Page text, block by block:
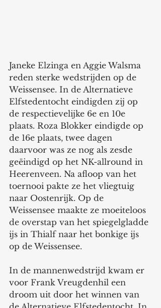
Janeke Elzinga en Aggie Walsma
reden sterke wedstrijden op de
Weissensee. In de Alternatieve
Elfstedentocht eindigden zij op
de respectievelijke 6e en 10e
plaats. Roza Blokker eindigde op
de 16e plaats, twee dagen
daarvoor was ze nog als zesde
geëindigd op het NK-allround in
Heerenveen. Na afloop van het
toernooi pakte ze het vliegtuig
naar Oostenrijk. Op de
Weissensee maakte ze moeiteloos
de overstap van het spiegelgladde
ijs in Thialf naar het bonkige ijs
op de Weissensee.
In de mannenwedstrijd kwam er
voor Frank Vreugdenhil een
droom uit door het winnen van